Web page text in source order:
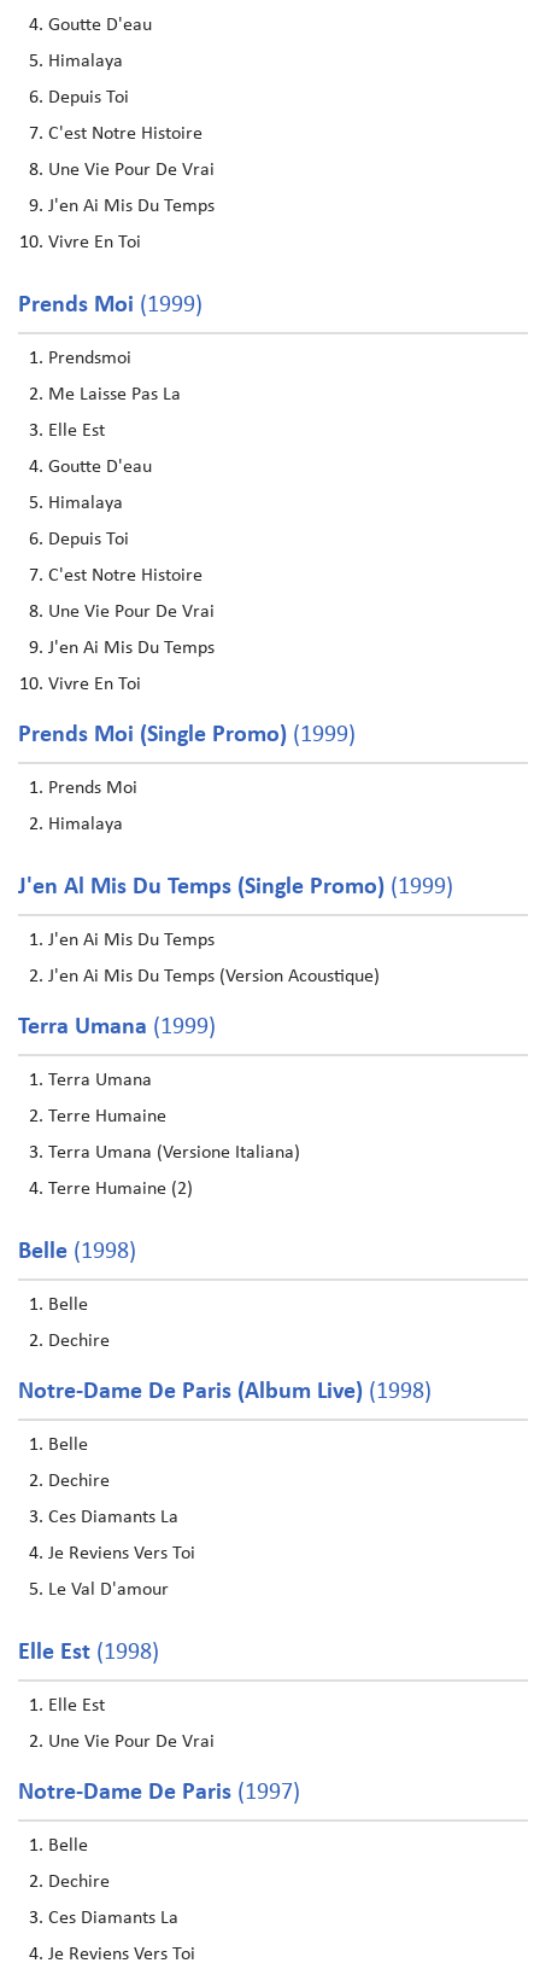
Goutte D'eau
Himalaya
Depuis Toi
C'est Notre Histoire
Une Vie Pour De Vrai
J'en Ai Mis Du Temps
Vivre En Toi
Prends Moi (1999)
Prendsmoi
Me Laisse Pas La
Elle Est
Goutte D'eau
Himalaya
Depuis Toi
C'est Notre Histoire
Une Vie Pour De Vrai
J'en Ai Mis Du Temps
Vivre En Toi
Prends Moi (Single Promo) (1999)
Prends Moi
Himalaya
J'en Al Mis Du Temps (Single Promo) (1999)
J'en Ai Mis Du Temps
J'en Ai Mis Du Temps (Version Acoustique)
Terra Umana (1999)
Terra Umana
Terre Humaine
Terra Umana (Versione Italiana)
Terre Humaine (2)
Belle (1998)
Belle
Dechire
Notre-Dame De Paris (Album Live) (1998)
Belle
Dechire
Ces Diamants La
Je Reviens Vers Toi
Le Val D'amour
Elle Est (1998)
Elle Est
Une Vie Pour De Vrai
Notre-Dame De Paris (1997)
Belle
Dechire
Ces Diamants La
Je Reviens Vers Toi